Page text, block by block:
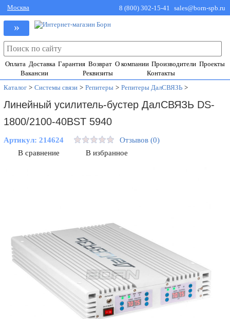
Москва 8 (800) 302-15-41 sales@born-spb.ru
»
Оплата Доставка Гарантия Возврат О компании Производители Проекты
Вакансии
Реквизиты
Контакты
Каталог > Системы связи > Репитеры > Репитеры ДалСВЯЗЬ >
Линейный усилитель-бустер ДалСВЯЗЬ DS-
1800/2100-40BST 5940
Артикул:214624
Отзывов (0)
В сравнение
В избранное